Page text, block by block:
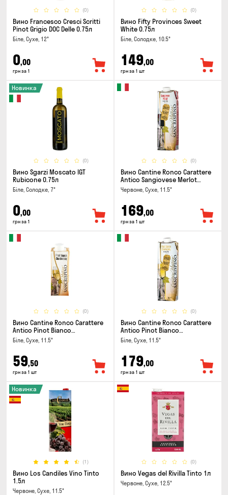
(0)
Вино Francesco Cresci Scritti
Pinot Grigio DOC Delle 0.75л
Біле, Сухе, 12°
0,00
грн за 1
(0)
Вино Fifty Provinces Sweet
White 0.75л
Біле, Солодке, 10.5°
149,00
грн за 1 шт
(0)
Новинка
Вино Sgarzi Moscato IGT
Rubicone 0.75л
Біле, Солодке, 7°
0,00
грн за 1
(0)
Вино Cantine Ronco Carattere
Antico Sangiovese Merlot
Rubicone IGT 1л
Червоне, Сухе, 11.5°
169,00
грн за 1 шт
(0)
Вино Cantine Ronco Carattere
Antico Pinot Bianco
Chardonnay Rubicone IGT 0.25л
Біле, Сухе, 11.5°
59,50
грн за 1 шт
(0)
Вино Cantine Ronco Carattere
Antico Pinot Bianco
Chardonnay Rubicone IGT 1л
Біле, Сухе, 11.5°
179,00
грн за 1 шт
(1)
Новинка
Вино Los Candiles Vino Tinto
1.5л
Червоне, Сухе, 11.5°
(0)
Вино Vegas del Rivilla Tinto 1л
Червоне, Сухе, 12.5°